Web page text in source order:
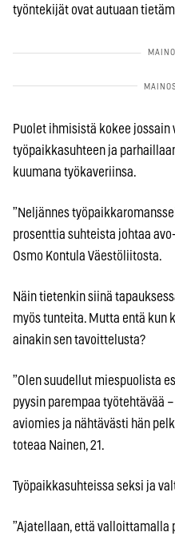
työntekijät ovat autuaan
Puolet ihmisistä kokee jossain
työpaikkasuhteen ja
kuumana työkaveriinsa.
”Neljännes
prosenttia suhteista johtaa
Osmo Kontula Väestöliitosta.
Näin tietenkin siinä
myös tunteita. Mutta entä kun
ainakin sen tavoittelusta?
”Olen suudellut miespuolista
pyysin parempaa työtehtävää
aviomies ja nähtävästi hän
toteaa Nainen, 21.
Työpaikkasuhteissa seksi ja
”Ajatellaan, että valloittamalla